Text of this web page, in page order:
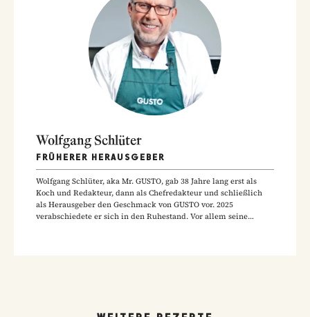
Wolfgang Schlüter
FRÜHERER HERAUSGEBER
Wolfgang Schlüter, aka Mr. GUSTO, gab 38 Jahre lang erst als
Koch und Redakteur, dann als Chefredakteur und schließlich
als Herausgeber den Geschmack von GUSTO vor. 2025
verabschiedete er sich in den Ruhestand. Vor allem seine